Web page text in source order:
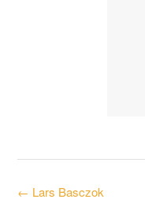
Post
← Lars Basczok